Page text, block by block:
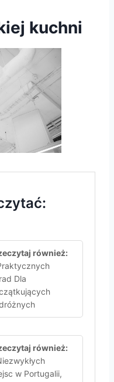
kuchni
również:
Dla
również:
w Portugalii,